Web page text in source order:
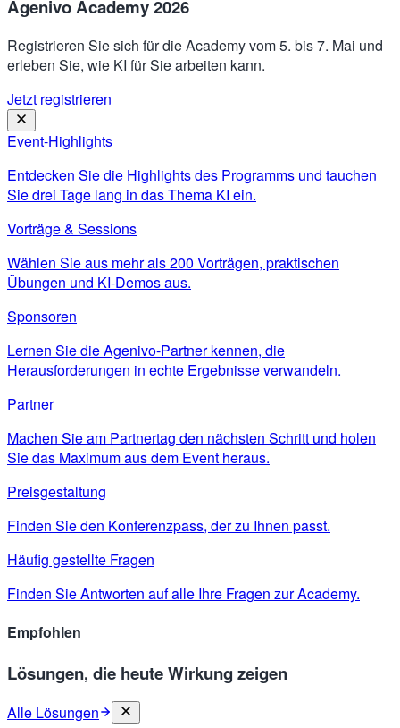
Agenivo Academy 2026
Registrieren Sie sich für die Academy vom 5. bis 7. Mai und
erleben Sie, wie KI für Sie arbeiten kann.
Jetzt registrieren
Event-Highlights
Entdecken Sie die Highlights des Programms und tauchen
Sie drei Tage lang in das Thema KI ein.
Vorträge & Sessions
Wählen Sie aus mehr als 200 Vorträgen, praktischen
Übungen und KI-Demos aus.
Sponsoren
Lernen Sie die Agenivo-Partner kennen, die
Herausforderungen in echte Ergebnisse verwandeln.
Partner
Machen Sie am Partnertag den nächsten Schritt und holen
Sie das Maximum aus dem Event heraus.
Preisgestaltung
Finden Sie den Konferenzpass, der zu Ihnen passt.
Häufig gestellte Fragen
Finden Sie Antworten auf alle Ihre Fragen zur Academy.
Empfohlen
Lösungen, die heute Wirkung zeigen
Alle Lösungen